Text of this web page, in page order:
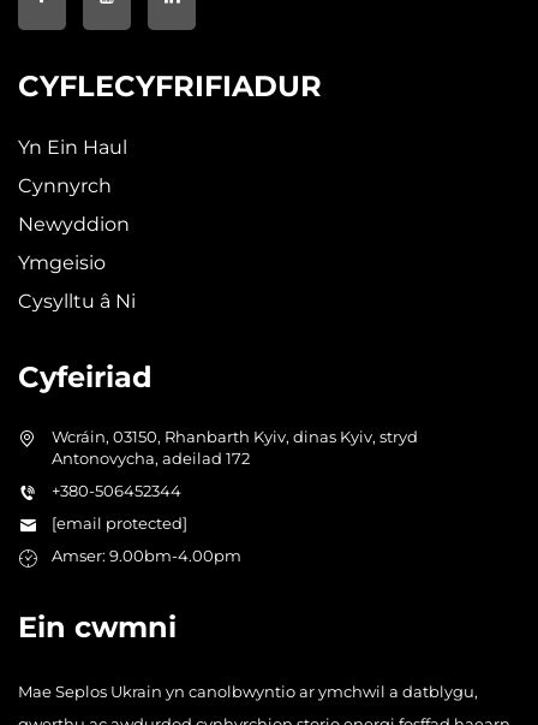
CYFLECYFRIFIADUR
Yn Ein Haul
Cynnyrch
Newyddion
Ymgeisio
Cysylltu â Ni
Cyfeiriad
Wcráin, 03150, Rhanbarth Kyiv, dinas Kyiv, stryd
Antonovycha, adeilad 172
+380-506452344
[email protected]
Amser: 9.00bm-4.00pm
Ein cwmni
Mae Seplos Ukrain yn canolbwyntio ar ymchwil a datblygu,